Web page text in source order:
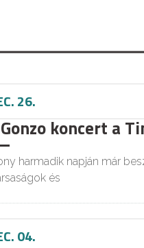
26.
koncert a
harmadik napján már
és
04.